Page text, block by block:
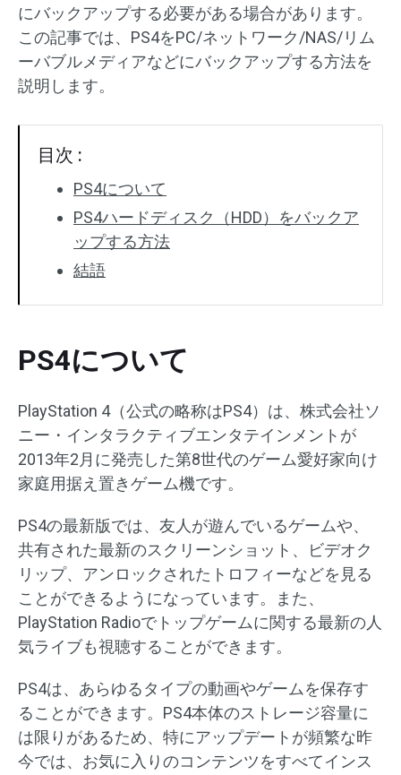
にバックアップする必要がある場合があります。
この記事では、PS4をPC/ネットワーク/NAS/リム
ーバブルメディアなどにバックアップする方法を
説明します。
目次 :
PS4について
PS4ハードディスク（HDD）をバックア
ップする方法
結語
PS4について
PlayStation 4（公式の略称はPS4）は、株式会社ソ
ニー・インタラクティブエンタテインメントが
2013年2月に発売した第8世代のゲーム愛好家向け
家庭用据え置きゲーム機です。
PS4の最新版では、友人が遊んでいるゲームや、
共有された最新のスクリーンショット、ビデオク
リップ、アンロックされたトロフィーなどを見る
ことができるようになっています。また、
PlayStation Radioでトップゲームに関する最新の人
気ライブも視聴することができます。
PS4は、あらゆるタイプの動画やゲームを保存す
ることができます。PS4本体のストレージ容量に
は限りがあるため、特にアップデートが頻繁な昨
今では、お気に入りのコンテンツをすべてインス